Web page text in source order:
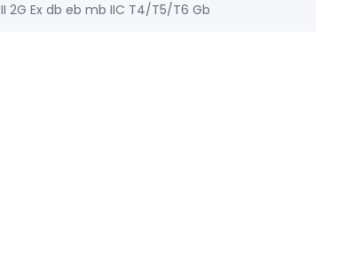
II 2G Ex db eb mb IIC T4/T5/T6 Gb